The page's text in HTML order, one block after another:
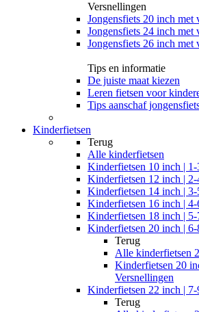
Versnellingen
Jongensfiets 20 inch met
Jongensfiets 24 inch met
Jongensfiets 26 inch met
Tips en informatie
De juiste maat kiezen
Leren fietsen voor
Tips aanschaf
Kinderfietsen
Terug
Alle kinderfietsen
Kinderfietsen 10 inch | 1-
Kinderfietsen 12 inch | 2-
Kinderfietsen 14 inch | 3-
Kinderfietsen 16 inch | 4-
Kinderfietsen 18 inch | 5-
Kinderfietsen 20 inch | 6-
Terug
Alle kinderfietsen
Kinderfietsen 20
Versnellingen
Kinderfietsen 22 inch | 7-
Terug